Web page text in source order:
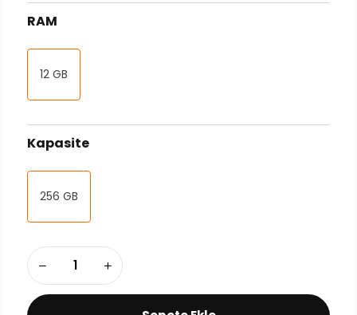
RAM
12 GB
Kapasite
256 GB